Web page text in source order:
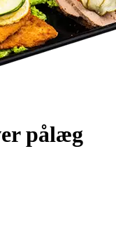
pålæg